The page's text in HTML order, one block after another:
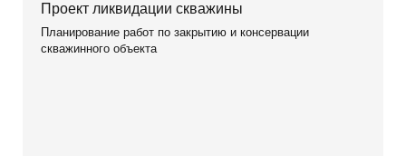
Проект ликвидации скважины
Планирование работ по закрытию и консервации
скважинного объекта